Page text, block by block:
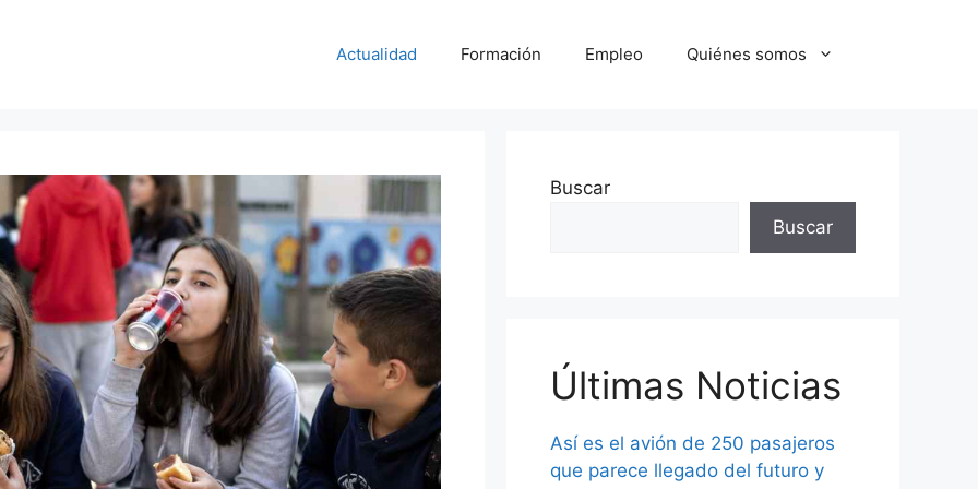
Actualidad Formación Empleo Quiénes somos
Buscar
Buscar
Últimas Noticias
Así es el avión de 250 pasajeros
que parece llegado del futuro y